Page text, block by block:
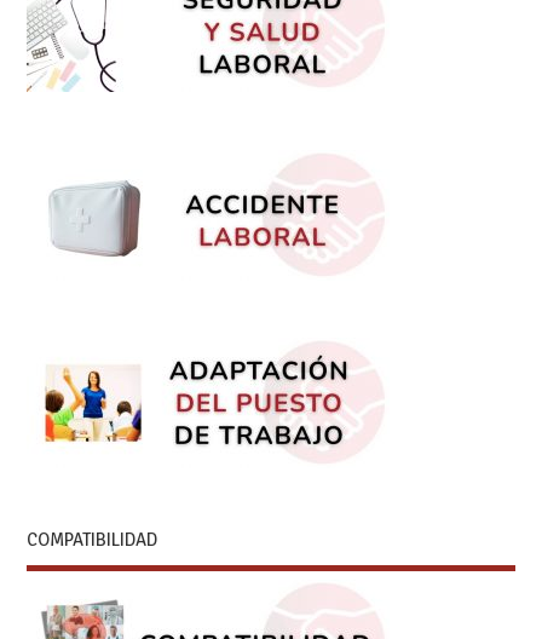
COMPATIBILIDAD